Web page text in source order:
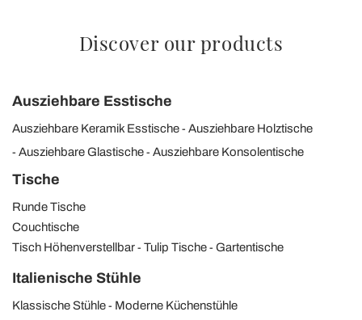
Discover our products
Ausziehbare Esstische
Ausziehbare Keramik Esstische
Ausziehbare Holztische
Ausziehbare Glastische
Ausziehbare Konsolentische
Tische
Runde Tische
Couchtische
Tisch Höhenverstellbar
Tulip Tische Gartentische
Italienische Stühle
Klassische Stühle
Moderne Küchenstühle